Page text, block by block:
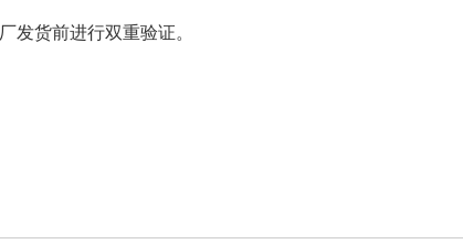
发货前进行双重验证。